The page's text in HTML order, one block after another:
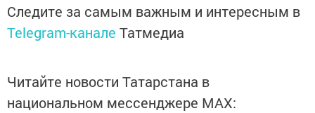
Следите за самым важным и интересным в
Telegram-канале Татмедиа
Читайте новости Татарстана в
национальном мессенджере MАХ: